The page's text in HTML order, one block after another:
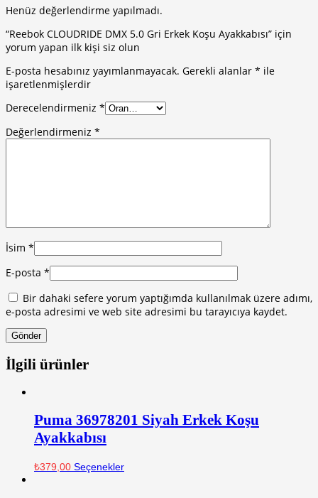
Henüz değerlendirme yapılmadı.
“Reebok CLOUDRIDE DMX 5.0 Gri Erkek Koşu Ayakkabısı” için
yorum yapan ilk kişi siz olun
E-posta hesabınız yayımlanmayacak. Gerekli alanlar * ile
işaretlenmişlerdir
Derecelendirmeniz *
Değerlendirmeniz *
İsim *
E-posta *
Bir dahaki sefere yorum yaptığımda kullanılmak üzere adımı,
e-posta adresimi ve web site adresimi bu tarayıcıya kaydet.
İlgili ürünler
Puma 36978201 Siyah Erkek Koşu
Ayakkabısı
₺379,00 Seçenekler